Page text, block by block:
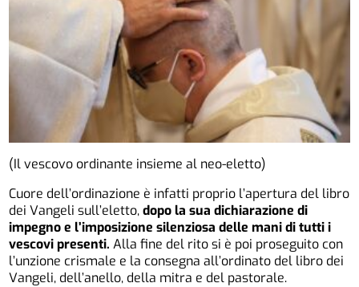
(Il vescovo ordinante insieme al neo-eletto)
Cuore dell’ordinazione è infatti proprio l’apertura del libro
dei Vangeli sull’eletto,dopo la sua dichiarazione di
impegno e l’imposizione silenziosa delle mani di tutti i
vescovi presenti. Alla fine del rito si è poi proseguito con
l’unzione crismale e la consegna all’ordinato del libro dei
Vangeli, dell’anello, della mitra e del pastorale.